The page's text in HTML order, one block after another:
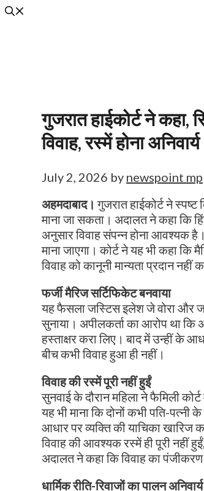
गुजरात हाईकोर्ट ने कहा,
विवाह, रस्में होना
July 2, 2026 by newspoint mp
अहमदाबाद।गुजरात हाईकोर्ट ने
माना जा सकता। अदालत ने कहा कि
अनुसार विवाह संपन्न होना आवश्यक है।
माना जाएगा। कोर्ट ने यह भी कहा
विवाह को कानूनी मान्यता प्रदान नहीं
फर्जी मैरिज सर्टिफिकेट बनवाया
यह फैसला जस्टिस इलेश जे वोरा और
सुनाया। अपीलकर्ता का आरोप था कि
हस्ताक्षर करा लिए। बाद में उन्हीं के
बीच कभी विवाह हुआ ही नहीं।
विवाह की रस्में पूरी नहीं हुईं
सुनवाई के दौरान महिला ने फैमिली
यह भी माना कि दोनों कभी पति-
आधार पर व्यक्ति की याचिका खारिज
विवाह की आवश्यक रस्में ही पूरी नहीं
अदालत ने कहा कि विवाह का
धार्मिक रीति-रिवाजों का पालन अनिवार्य